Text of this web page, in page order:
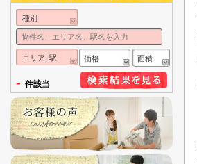
種別
エリア| 駅 価格 面積
- 件該当